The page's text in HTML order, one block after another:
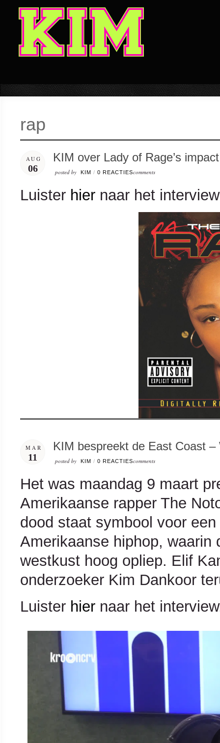
rap
AUG
06
KIM over Lady of Rage’s
posted by KIM / 0 REACTIEScomments
Luister hier naar het
MAR
11
KIM bespreekt de East Coast
posted by KIM / 0 REACTIEScomments
Het was maandag 9 maart
Amerikaanse rapper The
dood staat symbool voor
Amerikaanse hiphop,
westkust hoog opliep. Elif
onderzoeker Kim Dankoor
Luister hier naar het